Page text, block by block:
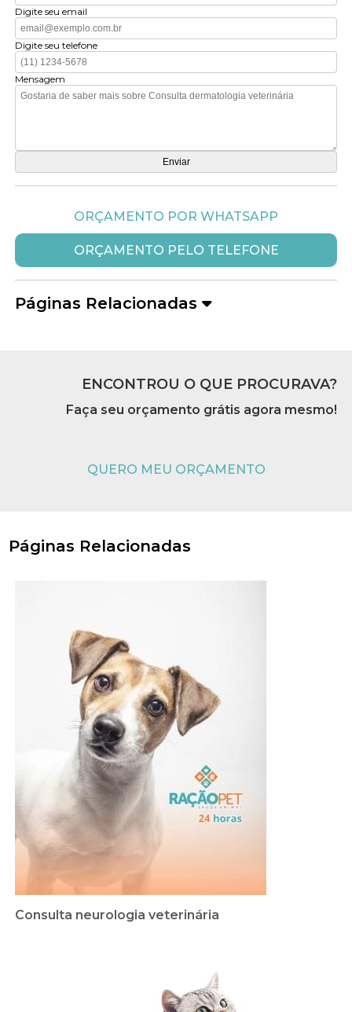
Digite seu email
Digite seu telefone
Mensagem
ORÇAMENTO POR WHATSAPP
ORÇAMENTO PELO TELEFONE
Páginas Relacionadas
ENCONTROU O QUE PROCURAVA?
Faça seu orçamento grátis agora mesmo!
QUERO MEU ORÇAMENTO
Páginas Relacionadas
Consulta neurologia veterinária